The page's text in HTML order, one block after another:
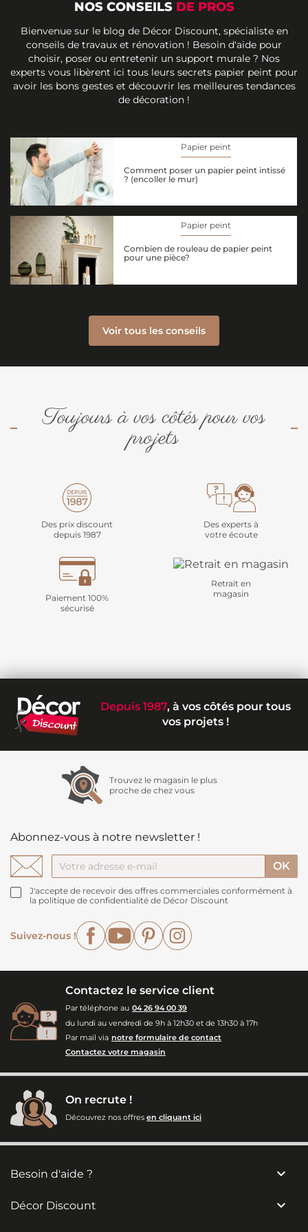
NOS CONSEILS DE PROS
Bienvenue sur le blog de Décor Discount, spécialiste en
conseils de travaux et rénovation ! Besoin d'aide pour
choisir, poser ou entretenir un support murale ? Nos
experts vous libèrent ici tous leurs secrets papier peint pour
avoir les bons gestes et découvrir les meilleures tendances
de décoration !
Papier peint
Comment poser un papier peint intissé
? (encoller le mur)
Papier peint
Combien de rouleau de papier peint
pour une pièce?
Voir tous les conseils
Toujours à vos côtés pour vos
projets
Des prix discount
depuis 1987
Des experts à
votre écoute
Paiement 100%
sécurisé
Retrait en
magasin
Depuis 1987, à vos côtés pour tous
vos projets !
Trouvez le magasin le plus
proche de chez vous
Abonnez-vous à notre newsletter !
J'accepte de recevoir des offres commerciales conformément à
la politique de confidentialité de Décor Discount
Suivez-nous !
FacebookYouTubePinterest
Contactez le service client
Par téléphone au 04 26 94 00 39
du lundi au vendredi de 9h à 12h30 et de 13h30 à 17h
Par mail via notre formulaire de contact
Contactez votre magasin
On recrute !
Découvrez nos offres en cliquant ici
Besoin d'aide ? 
Décor Discount 